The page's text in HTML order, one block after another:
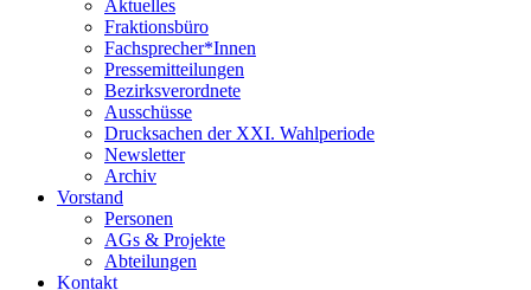
Aktuelles
Fraktionsbüro
Fachsprecher*Innen
Pressemitteilungen
Bezirksverordnete
Ausschüsse
Drucksachen der XXI. Wahlperiode
Newsletter
Archiv
Vorstand
Personen
AGs & Projekte
Abteilungen
Kontakt